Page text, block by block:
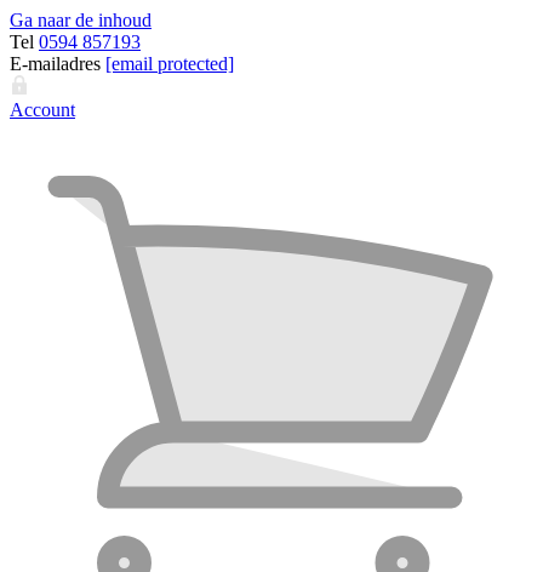
Ga naar de inhoud
Tel 0594 857193
E-mailadres [email protected]
Account